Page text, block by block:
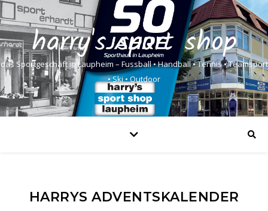
harry's sport shop
das Sportgeschäft in Laupheim – Fussball • Handball • Tennis • Teamsport
• Ski • Outdoor
HARRYS ADVENTSKALENDER